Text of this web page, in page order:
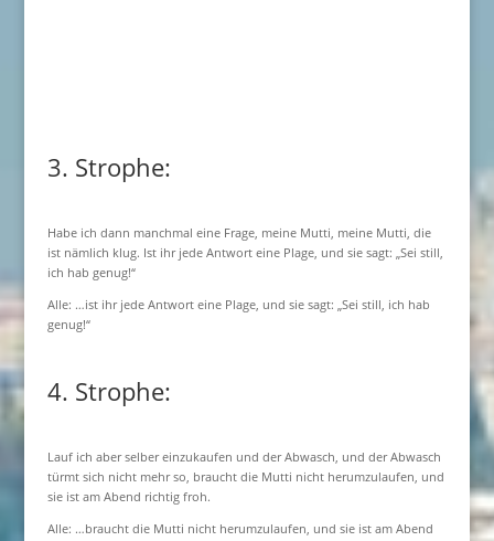
3. Strophe:
Habe ich dann manchmal eine Frage, meine Mutti, meine Mutti, die
ist nämlich klug. Ist ihr jede Antwort eine Plage, und sie sagt: „Sei still,
ich hab genug!“
Alle: …ist ihr jede Antwort eine Plage, und sie sagt: „Sei still, ich hab
genug!“
4. Strophe:
Lauf ich aber selber einzukaufen und der Abwasch, und der Abwasch
türmt sich nicht mehr so, braucht die Mutti nicht herumzulaufen, und
sie ist am Abend richtig froh.
Alle: …braucht die Mutti nicht herumzulaufen, und sie ist am Abend